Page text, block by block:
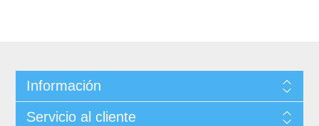
Información
Servicio al cliente